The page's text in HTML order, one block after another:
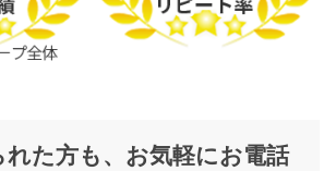
れた方も、お気軽にお電話